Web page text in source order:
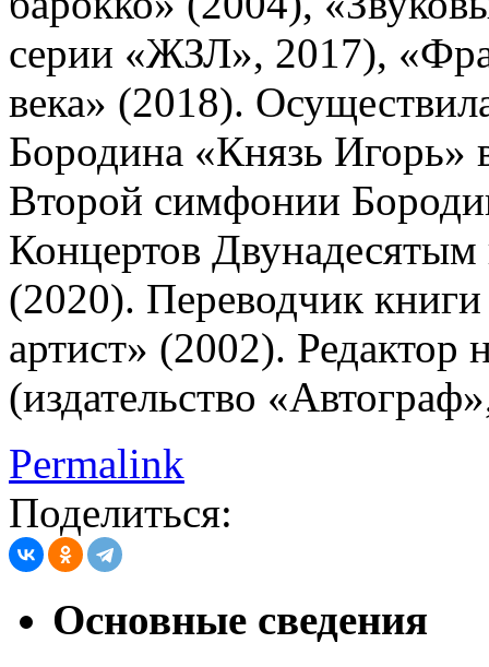
серии «ЖЗЛ», 2017),
века» (2018).
Бородина «Князь Игорь»
Второй симфонии
Концертов Двунадесятым
(2020). Переводчик
артист» (2002).
(издательство
Permalink
Поделиться:
Основные сведения